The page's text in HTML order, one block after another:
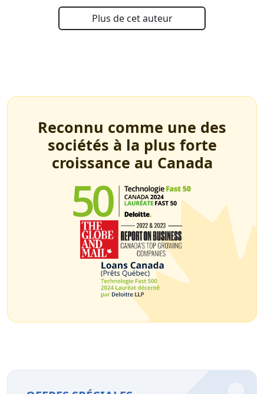
Plus de cet auteur
Reconnu comme une des
sociétés à la plus forte
croissance au Canada